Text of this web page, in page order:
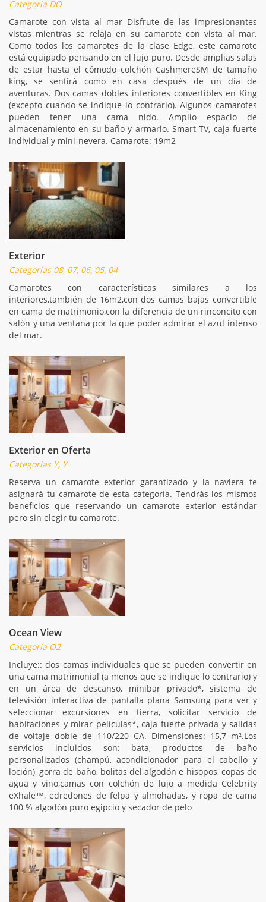
Categoría DO
Camarote con vista al mar Disfrute de las impresionantes
vistas mientras se relaja en su camarote con vista al mar.
Como todos los camarotes de la clase Edge, este camarote
está equipado pensando en el lujo puro. Desde amplias salas
de estar hasta el cómodo colchón CashmereSM de tamaño
king, se sentirá como en casa después de un día de
aventuras. Dos camas dobles inferiores convertibles en King
(excepto cuando se indique lo contrario). Algunos camarotes
pueden tener una cama nido. Amplio espacio de
almacenamiento en su baño y armario. Smart TV, caja fuerte
individual y mini-nevera. Camarote: 19m2
Exterior
Categorías 08, 07, 06, 05, 04
Camarotes con características similares a los
interiores,también de 16m2,con dos camas bajas convertible
en cama de matrimonio,con la diferencia de un rinconcito con
salón y una ventana por la que poder admirar el azul intenso
del mar.
Exterior en Oferta
Categorías Y, Y
Reserva un camarote exterior garantizado y la naviera te
asignará tu camarote de esta categoría. Tendrás los mismos
beneficios que reservando un camarote exterior estándar
pero sin elegir tu camarote.
Ocean View
Categoría O2
Incluye:: dos camas individuales que se pueden convertir en
una cama matrimonial (a menos que se indique lo contrario) y
en un área de descanso, minibar privado*, sistema de
televisión interactiva de pantalla plana Samsung para ver y
seleccionar excursiones en tierra, solicitar servicio de
habitaciones y mirar películas*, caja fuerte privada y salidas
de voltaje doble de 110/220 CA. Dimensiones: 15,7 m².Los
servicios incluidos son: bata, productos de baño
personalizados (champú, acondicionador para el cabello y
loción), gorra de baño, bolitas del algodón e hisopos, copas de
agua y vino,camas con colchón de lujo a medida Celebrity
eXhale™, edredones de felpa y almohadas, y ropa de cama
100 % algodón puro egipcio y secador de pelo